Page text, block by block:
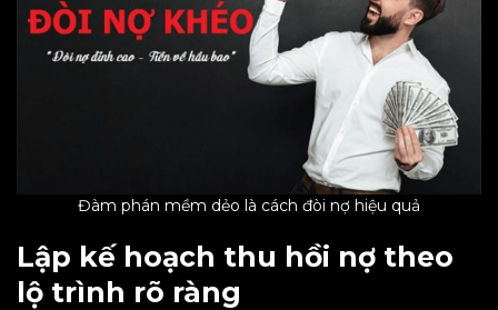
Đàm phán mềm dẻo là cách đòi nợ hiệu quả
Lập kế hoạch thu hồi nợ theo
lộ trình rõ ràng